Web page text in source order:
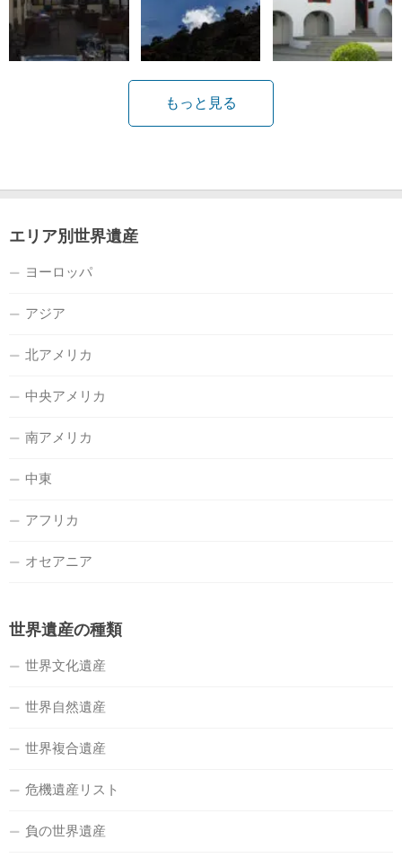
もっと見る
エリア別世界遺産
ヨーロッパ
アジア
北アメリカ
中央アメリカ
南アメリカ
中東
アフリカ
オセアニア
世界遺産の種類
世界文化遺産
世界自然遺産
世界複合遺産
危機遺産リスト
負の世界遺産